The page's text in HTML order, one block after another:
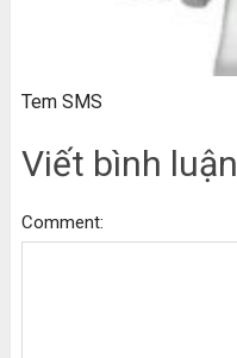
Tem SMS
Viết bình luận
Comment: